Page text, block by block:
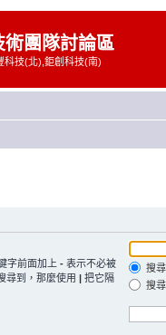
團隊討論區
科技(北),鉅創科技(南)
字前面加上 - 表示不必被
尋到，那麼使用 | 把它隔
搜
搜